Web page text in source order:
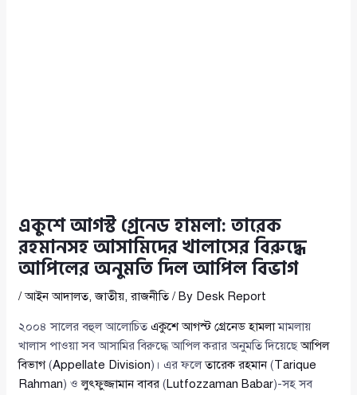
একুশে আগস্ট গ্রেনেড হামলা: তারেক
রহমানসহ আসামিদের খালাসের বিরুদ্ধে
আপিলের অনুমতি দিল আপিল বিভাগ
/আইন আদালত,জাতীয়,রাজনীতি/ By Desk Report
২০০৪ সালের বহুল আলোচিতএকুশে আগস্ট গ্রেনেড হামলামামলায়
খালাস পাওয়া সব আসামির বিরুদ্ধে আপিল করার অনুমতি দিয়েছেআপিল
বিভাগ(Appellate Division)। এর ফলেতারেক রহমান(Tarique
Rahman) ওলুৎফুজ্জামান বাবর (Lutfozzaman Babar)-সহ সব